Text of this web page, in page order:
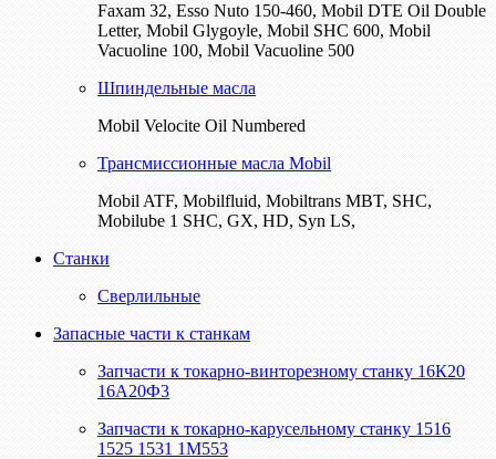
Faxam 32, Esso Nuto 150-460, Mobil DTE Oil Double
Letter, Mobil Glygoyle, Mobil SHC 600, Mobil
Vacuoline 100, Mobil Vacuoline 500
Шпиндельные масла
Mobil Velocite Oil Numbered
Трансмиссионные масла Mobil
Mobil ATF, Mobilfluid, Mobiltrans MBT, SHC,
Mobilube 1 SHC, GX, HD, Syn LS,
Станки
Сверлильные
Запасные части к станкам
Запчасти к токарно-винторезному станку 16К20
16А20Ф3
Запчасти к токарно-карусельному станку 1516
1525 1531 1М553